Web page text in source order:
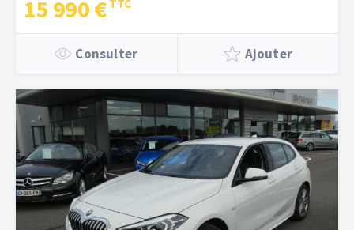
électriquement et chauffants - Sélection mode de conduite -
réglable en hauteur - Sièges AR rabattables 40:60 - Smart Entry
15 990 €
Consulter Ajouter